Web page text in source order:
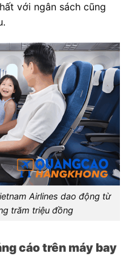
với ngân sách cũng
Airlines dao động từ
trăm triệu đồng
cáo trên máy bay